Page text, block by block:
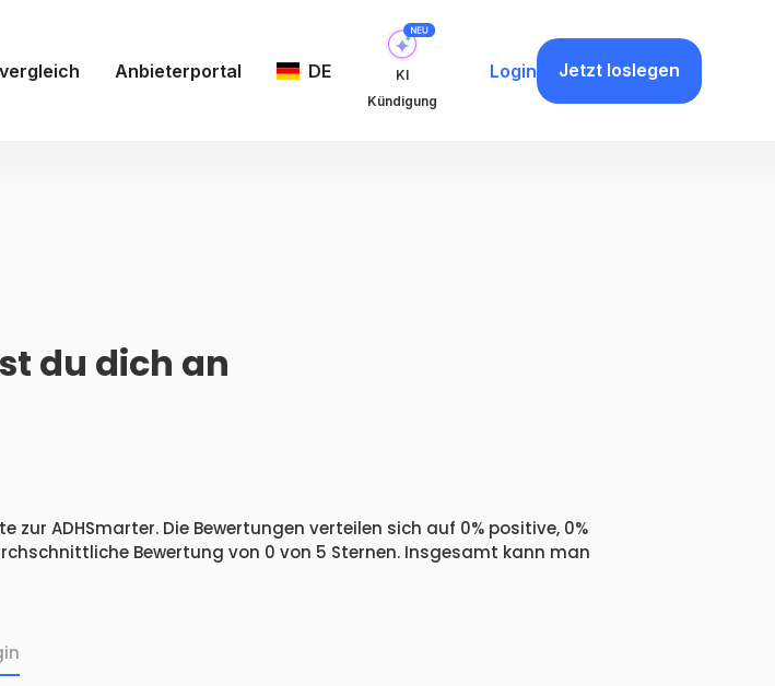
Anbieterportal DE
KI
Kündigung
Login Jetzt loslegen
du dich an
ADHSmarter. Die Bewertungen verteilen sich auf 0% positive, 0%
Bewertung von 0 von 5 Sternen. Insgesamt kann man